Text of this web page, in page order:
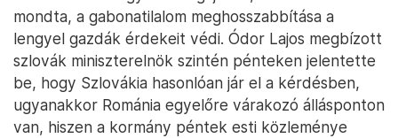
mondta, a gabonatilalom meghosszabbítása a
lengyel gazdák érdekeit védi. Ódor Lajos megbízott
szlovák miniszterelnök szintén pénteken jelentette
be, hogy Szlovákia hasonlóan jár el a kérdésben,
ugyanakkor Románia egyelőre várakozó állásponton
van, hiszen a kormány péntek esti közleménye